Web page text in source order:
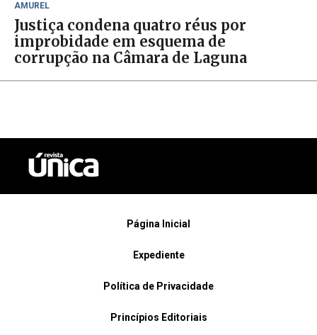
AMUREL
Justiça condena quatro réus por
improbidade em esquema de
corrupção na Câmara de Laguna
Página Inicial
Expediente
Política de Privacidade
Princípios Editoriais